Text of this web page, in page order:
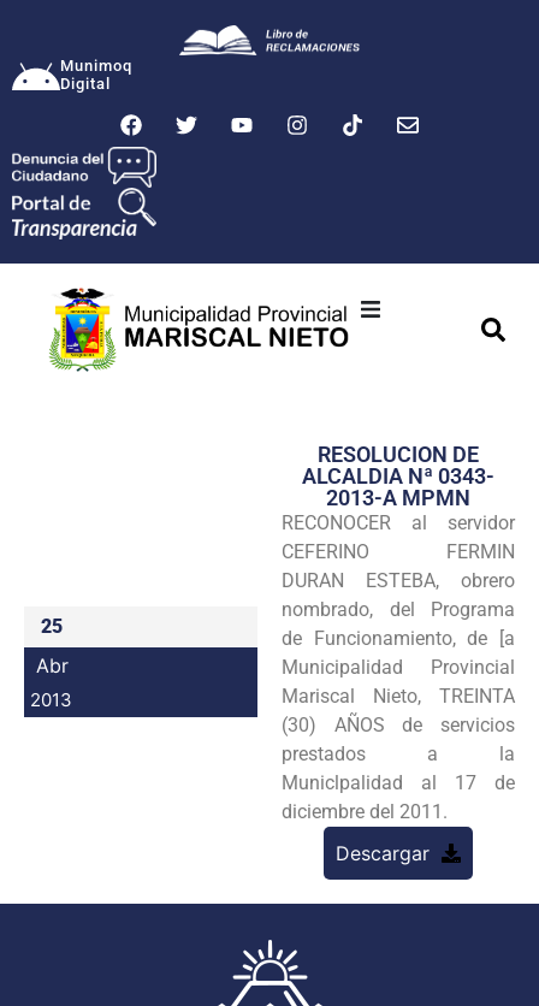
Munimoq
Digital
Transparencia
Seguridad
Programas
Intranet
25
Abr
2013
RESOLUCION DE
ALCALDIA Nª 0343-
2013-A MPMN
RECONOCER al servidor
CEFERINO FERMIN
DURAN ESTEBA, obrero
nombrado, del Programa
de Funcionamiento, de [a
Municipalidad Provincial
Mariscal Nieto, TREINTA
(30) AÑOS de servicios
prestados a la
Municlpalidad al 17 de
diciembre del 2011.
Descargar